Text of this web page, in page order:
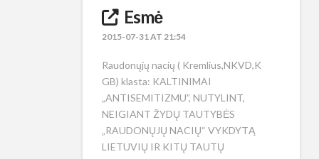
Esmė
2015-07-31 AT 21:54
Raudonųjų nacių ( Kremlius,NKVD,K
GB) klasta: KALTINIMAI
„ANTISEMITIZMU”, NUTYLINT,
NEIGIANT ŽYDŲ TAUTYBĖS
„RAUDONŲJŲ NACIŲ“ VYKDYTĄ
LIETUVIŲ IR KITŲ TAUTŲ